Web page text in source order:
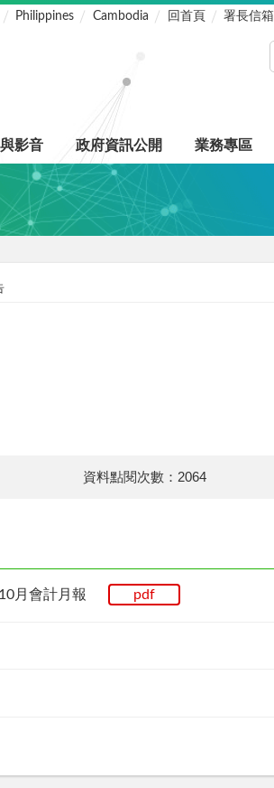
Philippines Cambodia 回首頁 署長信箱
影音 政府資訊公開 業務專區
資料點閱次數：2064
10月會計月報 pdf